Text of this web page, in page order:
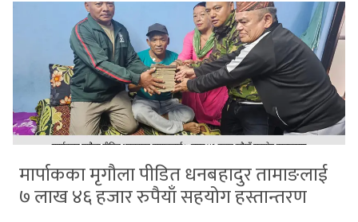
मार्पाकका मृगौला पीडित धनबहादुर तामाङलाई
७ लाख ४६ हजार रुपैयाँ सहयोग हस्तान्तरण